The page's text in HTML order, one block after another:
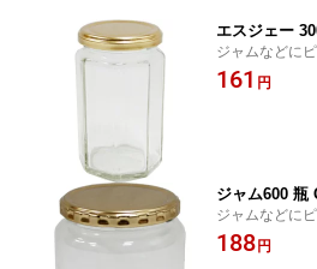
エスジェー
ジャムなどに
161 円
ジャム600 瓶
ジャムなどに
188 円